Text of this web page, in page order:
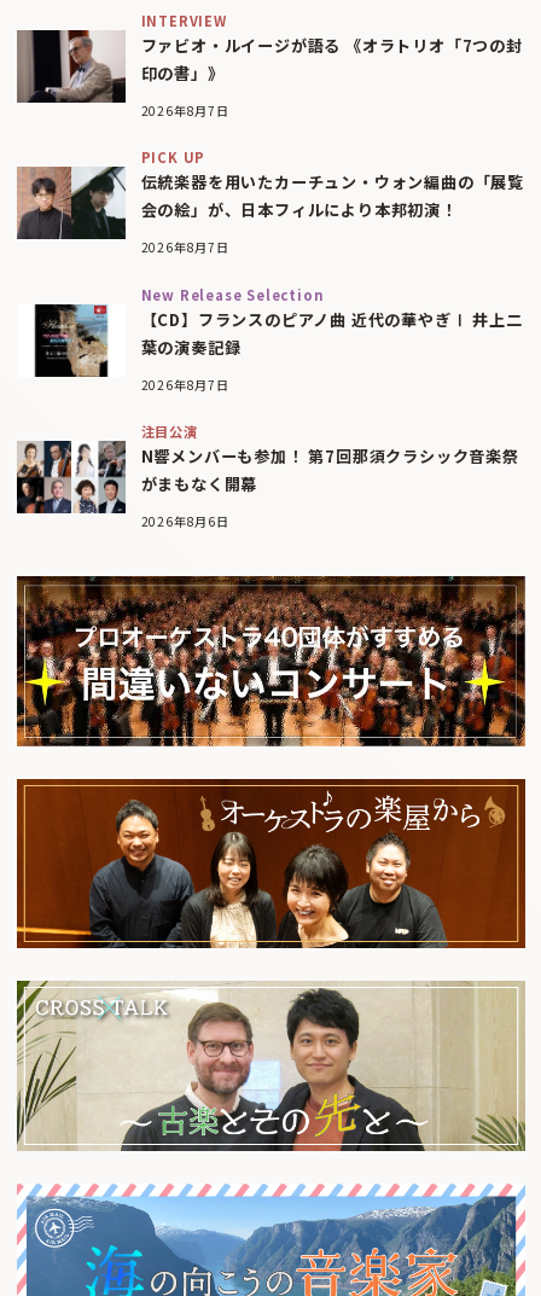
INTERVIEW
ファビオ・ルイージが語る 《オラトリオ「7つの封
印の書」》
2026年8月7日
PICK UP
伝統楽器を用いたカーチュン・ウォン編曲の「展覧
会の絵」が、日本フィルにより本邦初演！
2026年8月7日
New Release Selection
【CD】フランスのピアノ曲 近代の華やぎⅠ 井上二
葉の演奏記録
2026年8月7日
注目公演
N響メンバーも参加！ 第7回那須クラシック音楽祭
がまもなく開幕
2026年8月6日